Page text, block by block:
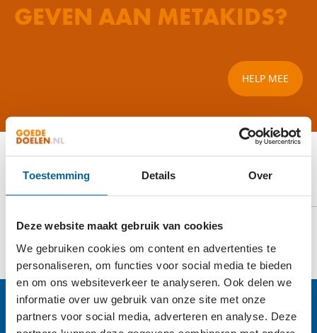
Toestemming Details Over
Deze website maakt gebruik van cookies
We gebruiken cookies om content en advertenties te
personaliseren, om functies voor social media te bieden
en om ons websiteverkeer te analyseren. Ook delen we
informatie over uw gebruik van onze site met onze
partners voor social media, adverteren en analyse. Deze
GEVEN AAN METAKIDS?
HELP MEE
ERKENNINGSPASPOORT
TOON PASPOORT